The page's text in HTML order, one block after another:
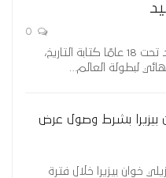
واصل منتخب مصر للناشئات لكرة اليد تحت 18 عامًا كتابة التاريخ،
لبطولة العالم…
بيزيرا بشرط وصول عرض
خوان بيزيرا خلال فترة